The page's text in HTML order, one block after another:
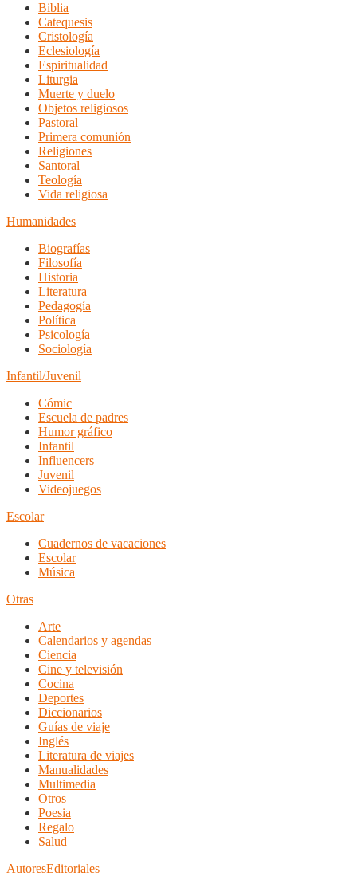
Biblia
Catequesis
Cristología
Eclesiología
Espiritualidad
Liturgia
Muerte y duelo
Objetos religiosos
Pastoral
Primera comunión
Religiones
Santoral
Teología
Vida religiosa
Humanidades
Biografías
Filosofía
Historia
Literatura
Pedagogía
Política
Psicología
Sociología
Infantil/Juvenil
Cómic
Escuela de padres
Humor gráfico
Infantil
Influencers
Juvenil
Videojuegos
Escolar
Cuadernos de vacaciones
Escolar
Música
Otras
Arte
Calendarios y agendas
Ciencia
Cine y televisión
Cocina
Deportes
Diccionarios
Guías de viaje
Inglés
Literatura de viajes
Manualidades
Multimedia
Otros
Poesia
Regalo
Salud
AutoresEditoriales